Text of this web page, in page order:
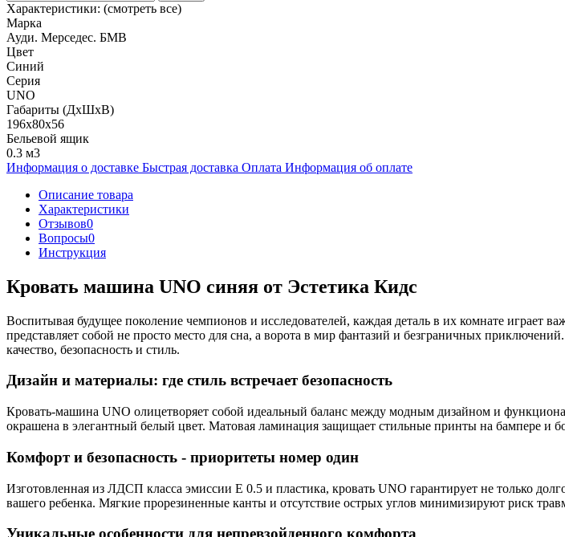
Характеристики: (смотреть все)
Марка
Ауди. Мерседес. БМВ
Цвет
Синий
Серия
UNO
Габариты (ДхШхВ)
196x80x56
Бельевой ящик
0.3 м3
Информация о доставке Быстрая доставка Оплата Информация об оплате
Описание товара
Характеристики
Отзывов0
Вопросы0
Инструкция
Кровать машина UNO синяя от Эстетика Кидс
Воспитывая будущее поколение чемпионов и исследователей, каждая деталь в их комнате
представляет собой не просто место для сна, а ворота в мир фантазий и безграничных
качество, безопасность и стиль.
Дизайн и материалы: где стиль встречает безопасность
Кровать-машина UNO олицетворяет собой идеальный баланс между модным дизайном и
окрашена в элегантный белый цвет. Матовая ламинация защищает стильные принты на бампере и
Комфорт и безопасность - приоритеты номер один
Изготовленная из ЛДСП класса эмиссии Е 0.5 и пластика, кровать UNO гарантирует не только
вашего ребенка. Мягкие прорезиненные канты и отсутствие острых углов минимизируют риск
Уникальные особенности для непревзойденного комфорта